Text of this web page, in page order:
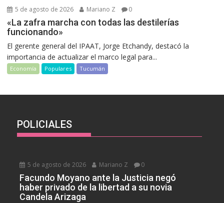
5 de agosto de 2026 Mariano Z 0
«La zafra marcha con todas las destilerías
funcionando»
El gerente general del IPAAT, Jorge Etchandy, destacó la
importancia de actualizar el marco legal para...
Economía Populares Tucumán
POLICIALES
5 de agosto de 2026 Mariano Z 0
Facundo Moyano ante la Justicia negó
haber privado de la libertad a su novia
Candela Arizaga